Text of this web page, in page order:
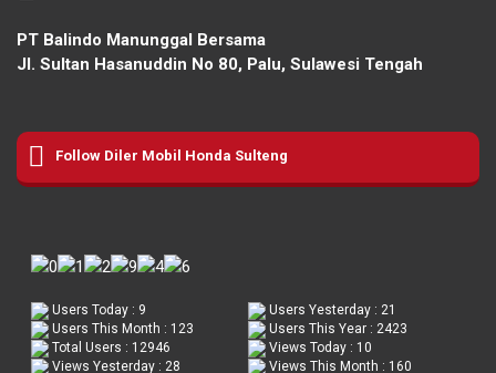
PT Balindo Manunggal Bersama
Jl. Sultan Hasanuddin No 80, Palu, Sulawesi Tengah
Follow Diler Mobil Honda Sulteng
Users Today : 9
Users Yesterday : 21
Users This Month : 123
Users This Year : 2423
Total Users : 12946
Views Today : 10
Views Yesterday : 28
Views This Month : 160